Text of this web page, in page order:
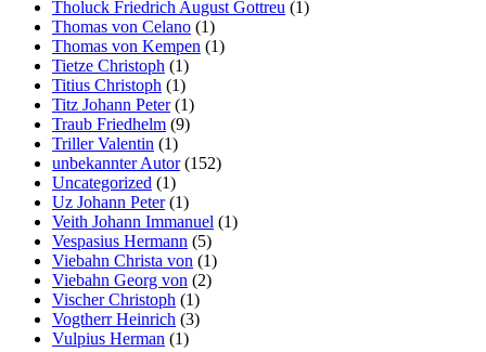
Tholuck Friedrich August Gottreu (1)
Thomas von Celano (1)
Thomas von Kempen (1)
Tietze Christoph (1)
Titius Christoph (1)
Titz Johann Peter(1)
Traub Friedhelm (9)
Triller Valentin (1)
unbekannter Autor(152)
Uncategorized (1)
Uz Johann Peter(1)
Veith Johann Immanuel (1)
Vespasius Hermann (5)
Viebahn Christa von (1)
Viebahn Georg von (2)
Vischer Christoph (1)
Vogtherr Heinrich (3)
Vulpius Herman (1)